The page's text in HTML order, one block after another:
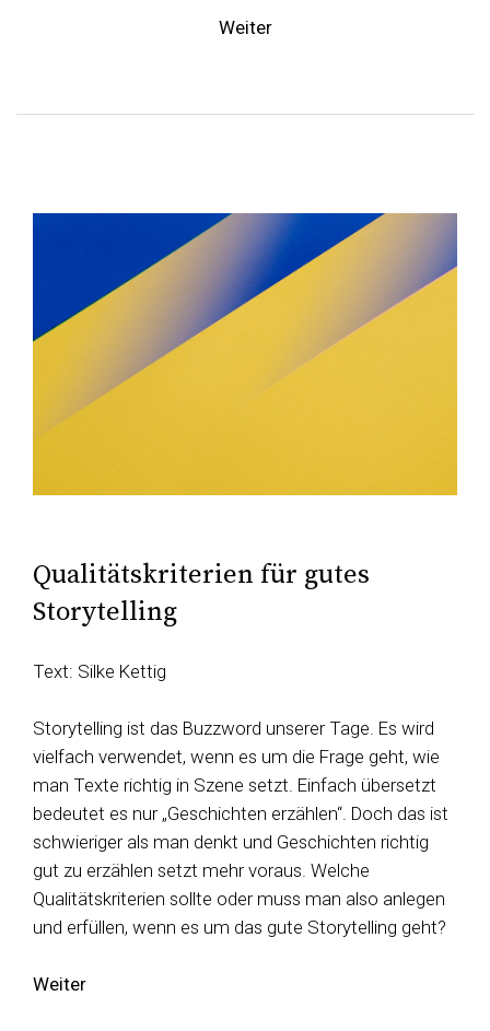
Weiter
Qualitätskriterien für gutes
Storytelling
Text: Silke Kettig
Storytelling ist das Buzzword unserer Tage. Es wird
vielfach verwendet, wenn es um die Frage geht, wie
man Texte richtig in Szene setzt. Einfach übersetzt
bedeutet es nur „Geschichten erzählen“. Doch das ist
schwieriger als man denkt und Geschichten richtig
gut zu erzählen setzt mehr voraus. Welche
Qualitätskriterien sollte oder muss man also anlegen
und erfüllen, wenn es um das gute Storytelling geht?
Weiter